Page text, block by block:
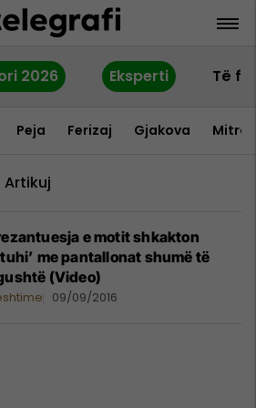
2026 Eksperti Të
Peja Ferizaj Gjakova
Artikuj
e motit shkakton
me pantallonat shumë të
(Video)
09/09/2016